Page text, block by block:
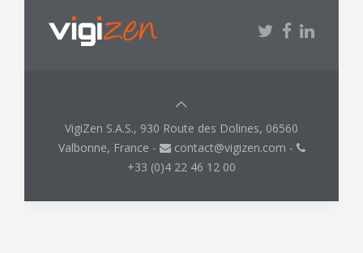
VigiZen S.A.S., 930 Route des Dolines, 06560
Valbonne, France -
contact@vigizen.com -
+33 (0)4 22 46 12 00